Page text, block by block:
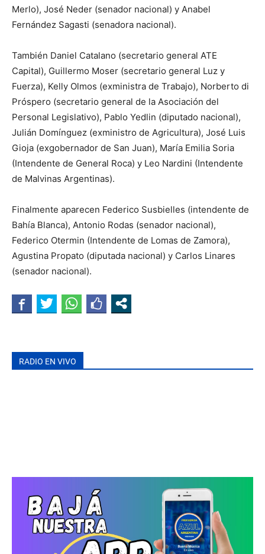
Merlo), José Neder (senador nacional) y Anabel
Fernández Sagasti (senadora nacional).
También Daniel Catalano (secretario general ATE
Capital), Guillermo Moser (secretario general Luz y
Fuerza), Kelly Olmos (exministra de Trabajo), Norberto di
Próspero (secretario general de la Asociación del
Personal Legislativo), Pablo Yedlin (diputado nacional),
Julián Domínguez (exministro de Agricultura), José Luis
Gioja (exgobernador de San Juan), María Emilia Soria
(Intendente de General Roca) y Leo Nardini (Intendente
de Malvinas Argentinas).
Finalmente aparecen Federico Susbielles (intendente de
Bahía Blanca), Antonio Rodas (senador nacional),
Federico Otermin (Intendente de Lomas de Zamora),
Agustina Propato (diputada nacional) y Carlos Linares
(senador nacional).
RADIO EN VIVO